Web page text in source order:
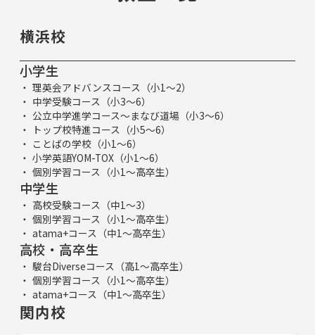
横浜校
小学生
理英会アドバンスコース（小1～2）
中学受験コース（小3～6）
公立中学進学コース～まなび道場（小3～6）
トップ校特進コース（小5～6）
ことばの学校（小1～6）
小学英語YOM-TOX（小1～6）
個別学習コース（小1～高卒生）
中学生
高校受験コース（中1～3）
個別学習コース（小1～高卒生）
atama+コース（中1～高卒生）
高校・高卒生
駿台Diverseコース（高1～高卒生）
個別学習コース（小1～高卒生）
atama+コース（中1～高卒生）
関内校